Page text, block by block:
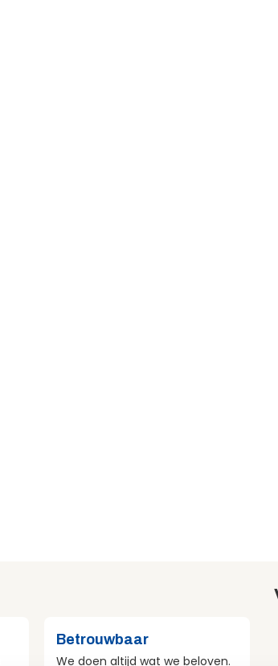
Betrouwbaar
We doen altijd wat we beloven.